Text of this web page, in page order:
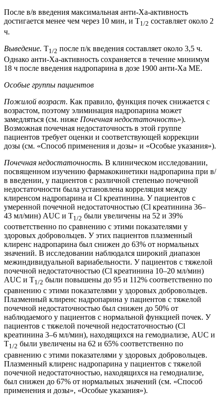
После в/в введения максимальная анти-Ха-активность
достигается менее чем через 10 мин, и T1/2 составляет около 2
ч.
Выведение. T1/2 после п/к введения составляет около 3,5 ч.
Однако анти-Ха-активность сохраняется в течение минимум
18 ч после введения надропарина в дозе 1900 анти-Ха МЕ.
Особые группы пациентов
Пожилой возраст. Как правило, функция почек снижается с
возрастом, поэтому элиминация надропарина может
замедляться (см. ниже Почечная недостаточность»).
Возможная почечная недостаточность в этой группе
пациентов требует оценки и соответствующей коррекции
дозы (см. «Способ применения и дозы» и «Особые указания»).
Почечная недостаточность. В клиническом исследовании,
посвященном изучению фармакокинетики надропарина при в/
в введении, у пациентов с различной степенью почечной
недостаточности была установлена корреляция между
клиренсом надропарина и Cl креатинина. У пациентов с
умеренной почечной недостаточностью (Cl креатинина 36–
43 мл/мин) AUC и T1/2 были увеличены на 52 и 39%
соответственно по сравнению с этими показателями у
здоровых добровольцев. У этих пациентов плазменный
клиренс надропарина был снижен до 63% от нормальных
значений. В исследовании наблюдался широкий диапазон
межиндивидуальной вариабельности. У пациентов с тяжелой
почечной недостаточностью (Cl креатинина 10–20 мл/мин)
AUC и T1/2 были повышены до 95 и 112% соответственно по
сравнению с этими показателями у здоровых добровольцев.
Плазменный клиренс надропарина у пациентов с тяжелой
почечной недостаточностью был снижен до 50% от
наблюдаемого у пациентов с нормальной функцией почек. У
пациентов с тяжелой почечной недостаточностью (Cl
креатинина 3–6 мл/мин), находящихся на гемодиализе, AUC и
T1/2 были увеличены на 62 и 65% соответственно по
сравнению с этими показателями у здоровых добровольцев.
Плазменный клиренс надропарина у пациентов с тяжелой
почечной недостаточностью, находящихся на гемодиализе,
был снижен до 67% от нормальных значений (см. «Способ
применения и дозы», «Особые указания»).